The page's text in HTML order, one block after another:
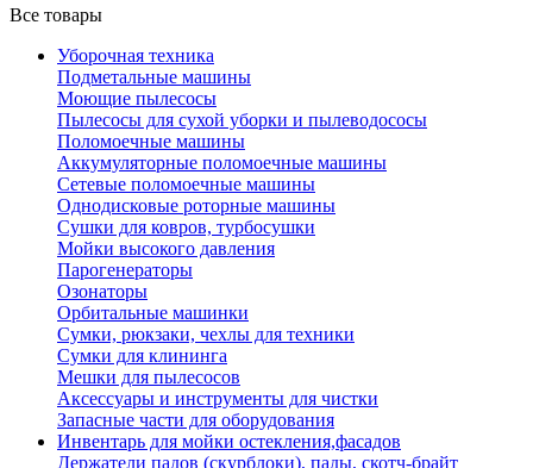
Все товары
Уборочная техника
Подметальные машины
Моющие пылесосы
Пылесосы для сухой уборки и пылеводососы
Поломоечные машины
Аккумуляторные поломоечные машины
Сетевые поломоечные машины
Однодисковые роторные машины
Сушки для ковров, турбосушки
Мойки высокого давления
Парогенераторы
Озонаторы
Орбитальные машинки
Сумки, рюкзаки, чехлы для техники
Сумки для клининга
Мешки для пылесосов
Аксессуары и инструменты для чистки
Запасные части для оборудования
Инвентарь для мойки остекления,фасадов
Держатели падов (скурблоки), пады, скотч-брайт